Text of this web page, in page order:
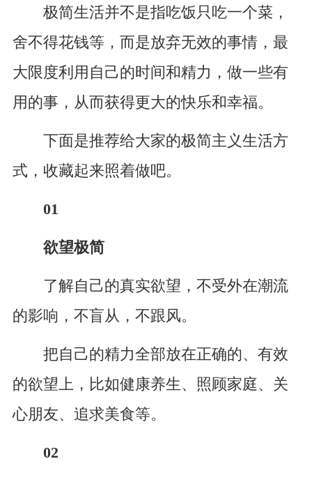
极简生活并不是指吃饭只吃一个菜，
舍不得花钱等，而是放弃无效的事情，最
大限度利用自己的时间和精力，做一些有
用的事，从而获得更大的快乐和幸福。
下面是推荐给大家的极简主义生活方
式，收藏起来照着做吧。
01
欲望极简
了解自己的真实欲望，不受外在潮流
的影响，不盲从，不跟风。
把自己的精力全部放在正确的、有效
的欲望上，比如健康养生、照顾家庭、关
心朋友、追求美食等。
02